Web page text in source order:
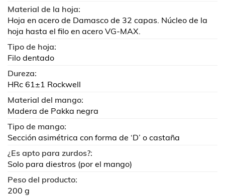
Material de la hoja:
Hoja en acero de Damasco de 32 capas. Núcleo de la
hoja hasta el filo en acero VG-MAX.
Tipo de hoja:
Filo dentado
Dureza:
HRc 61±1 Rockwell
Material del mango:
Madera de Pakka negra
Tipo de mango:
Sección asimétrica con forma de ‘D’ o castaña
¿Es apto para zurdos?:
Solo para diestros (por el mango)
Peso del producto:
200 g